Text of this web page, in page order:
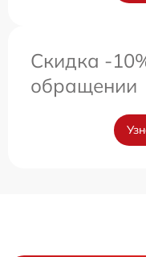
Скидка -
обращении